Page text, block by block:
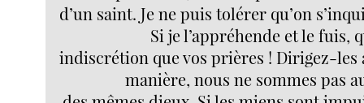
d’un saint. Je ne puis tolérer qu’on
Si je l’appréhende et le fuis,
indiscrétion que vos prières ! Dirigez-
manière, nous ne sommes pas